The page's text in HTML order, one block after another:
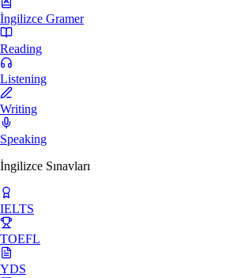
İngilizce Gramer
Reading
Listening
Writing
Speaking
İngilizce Sınavları
IELTS
TOEFL
YDS